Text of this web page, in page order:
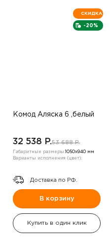
-20%
СКИДКА
Комод Аляска 6 ,белый
32 538 P.53 688 P.
Габаритные размеры: 1050х940 мм
Варианты исполнения (цвет):
Доставка по РФ.
В корзину
Купить в один клик